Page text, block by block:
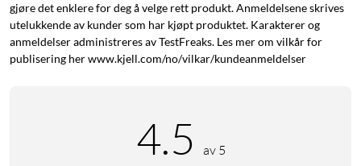
gjøre det enklere for deg å velge rett produkt. Anmeldelsene skrives
utelukkende av kunder som har kjøpt produktet. Karakterer og
anmeldelser administreres av TestFreaks. Les mer om vilkår for
publisering her www.kjell.com/no/vilkar/kundeanmeldelser
4.5 av 5